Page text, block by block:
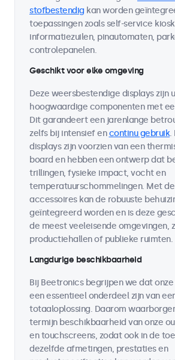
stofbestendig kan worden
toepassingen zoals self-service
informatiezuilen, pinautomaten,
controlepanelen.
Geschikt voor elke omgeving
Deze weersbestendige displays zijn
hoogwaardige componenten met
Dit garandeert een jarenlange
zelfs bij intensief encontinu gebruik.
displays zijn voorzien van een
board en hebben een ontwerp dat
trillingen, fysieke impact, vocht en
temperatuurschommelingen. Met
accessoires kan de robuuste
geïntegreerd worden en is deze
de meest veeleisende omgevingen,
productiehallen of publieke ruimten.
Langdurige beschikbaarheid
Bij Beetronics begrijpen we dat
een essentieel onderdeel zijn van
totaaloplossing. Daarom
termijn beschikbaarheid van onze
en touchscreens, zodat ook in de
dezelfde afmetingen, prestaties en